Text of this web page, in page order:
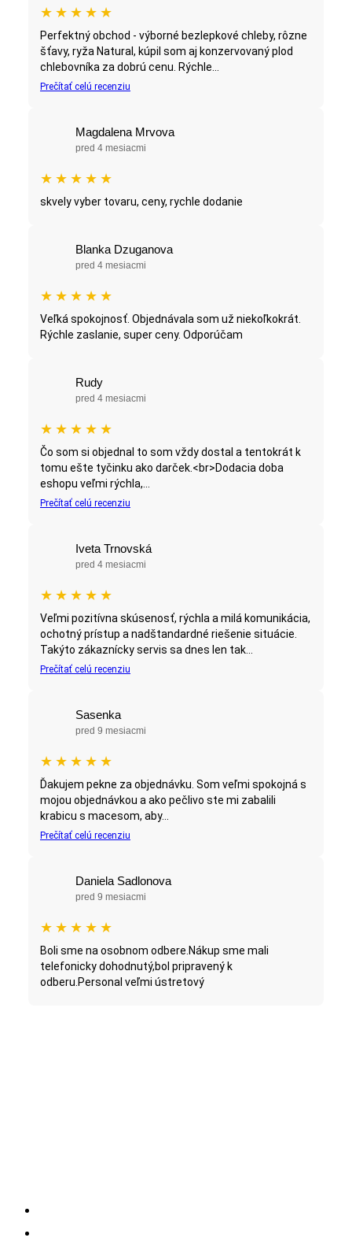
★ ★ ★ ★ ★
Perfektný obchod - výborné bezlepkové chleby, rôzne
šťavy, ryža Natural, kúpil som aj konzervovaný plod
chlebovníka za dobrú cenu. Rýchle...
Prečítať celú recenziu
Magdalena Mrvova
pred 4 mesiacmi
★ ★ ★ ★ ★
skvely vyber tovaru, ceny, rychle dodanie
Blanka Dzuganova
pred 4 mesiacmi
★ ★ ★ ★ ★
Veľká spokojnosť. Objednávala som už niekoľkokrát.
Rýchle zaslanie, super ceny. Odporúčam
Rudy
pred 4 mesiacmi
★ ★ ★ ★ ★
Čo som si objednal to som vždy dostal a tentokrát k
tomu ešte tyčinku ako darček.<br>Dodacia doba
eshopu veľmi rýchla,...
Prečítať celú recenziu
Iveta Trnovská
pred 4 mesiacmi
★ ★ ★ ★ ★
Veľmi pozitívna skúsenosť, rýchla a milá komunikácia,
ochotný prístup a nadštandardné riešenie situácie.
Takýto zákaznícky servis sa dnes len tak...
Prečítať celú recenziu
Sasenka
pred 9 mesiacmi
★ ★ ★ ★ ★
Ďakujem pekne za objednávku. Som veľmi spokojná s
mojou objednávkou a ako pečlivo ste mi zabalili
krabicu s macesom, aby...
Prečítať celú recenziu
Daniela Sadlonova
pred 9 mesiacmi
★ ★ ★ ★ ★
Boli sme na osobnom odbere.Nákup sme mali
telefonicky dohodnutý,bol pripravený k
odberu.Personal veľmi ústretový